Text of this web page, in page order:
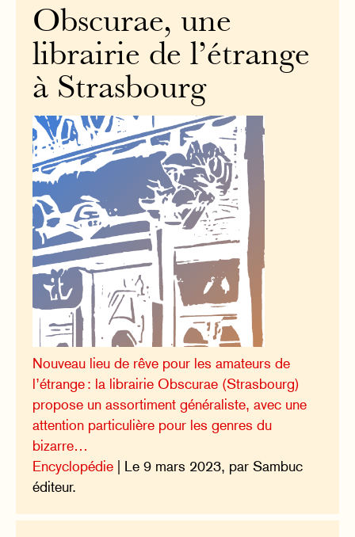
Obscurae, une
librairie de l’étrange
à Strasbourg
Nouveau lieu de rêve pour les amateurs de
l’étrange : la librairie Obscurae (Strasbourg)
propose un assortiment généraliste, avec une
attention particulière pour les genres du
bizarre…
Encyclopédie | Le 9 mars 2023, par Sambuc
éditeur.